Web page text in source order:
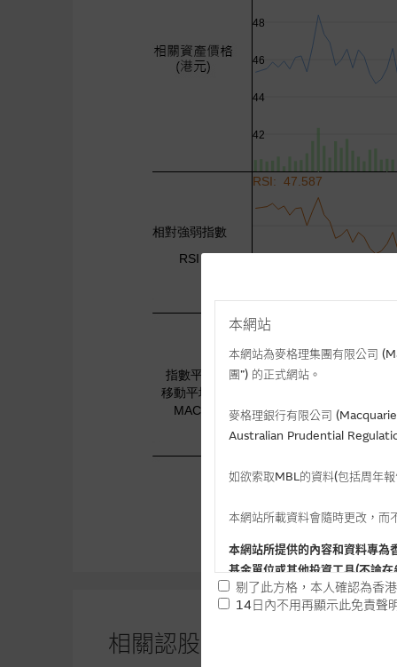
相關認股證/牛熊證
本網站
本網站為麥格理集團有限公司
團”) 的正式網站。
麥格理銀行有限公司
Australian Prudential
如欲索取MBL的資料(包括周年
本網站所載資料會隨時更改，而
本網站所提供的內容和資料專為
基金單位或其他投資工具(不論
剔了此方格，本人確認為香
14日內不用再顯示此免責聲